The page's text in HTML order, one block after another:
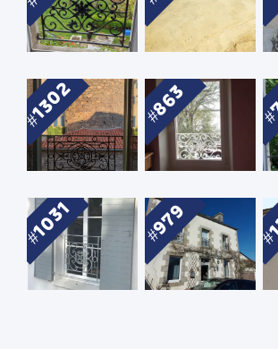
1302 863
1031 979